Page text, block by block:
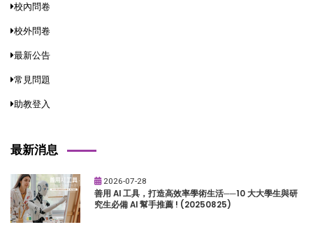
校內問卷
校外問卷
最新公告
常見問題
助教登入
最新消息
2026-07-28
善用 AI 工具，打造高效率學術生活──10 大大學生與研
究生必備 AI 幫手推薦 ! (20250825)